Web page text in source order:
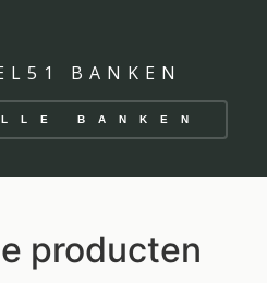
BANKEN
BANKEN
producten